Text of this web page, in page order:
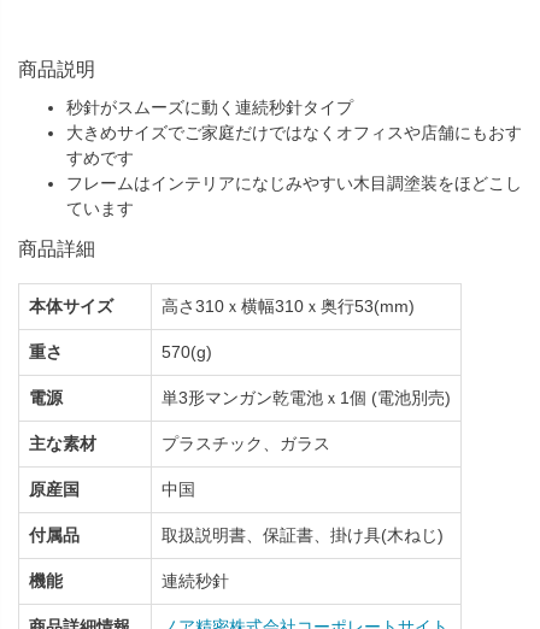
商品説明
秒針がスムーズに動く連続秒針タイプ
大きめサイズでご家庭だけではなくオフィスや店舗にもおす
すめです
フレームはインテリアになじみやすい木目調塗装をほどこし
ています
商品詳細
本体サイズ 高さ310ｘ横幅310ｘ奥行53(mm)
重さ 570(g)
電源 単3形マンガン乾電池ｘ1個 (電池別売)
主な素材 プラスチック、ガラス
原産国 中国
付属品 取扱説明書、保証書、掛け具(木ねじ)
機能 連続秒針